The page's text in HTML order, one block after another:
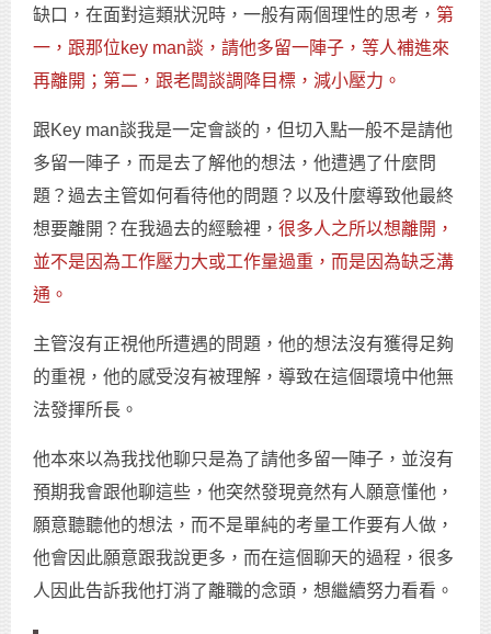
缺口，在面對這類狀況時，一般有兩個理性的思考， 第
一，跟那位key man談，請他多留一陣子，等人補進來
再離開；第二，跟老闆談調降目標，減小壓力。
跟Key man談我是一定會談的，但切入點一般不是請他
多留一陣子，而是去了解他的想法，他遭遇了什麼問
題？過去主管如何看待他的問題？以及什麼導致他最終
想要離開？在我過去的經驗裡， 很多人之所以想離開，
並不是因為工作壓力大或工作量過重，而是因為缺乏溝
通。
主管沒有正視他所遭遇的問題，他的想法沒有獲得足夠
的重視，他的感受沒有被理解，導致在這個環境中他無
法發揮所長。
他本來以為我找他聊只是為了請他多留一陣子，並沒有
預期我會跟他聊這些，他突然發現竟然有人願意懂他，
願意聽聽他的想法，而不是單純的考量工作要有人做，
他會因此願意跟我說更多，而在這個聊天的過程，很多
人因此告訴我他打消了離職的念頭，想繼續努力看看。